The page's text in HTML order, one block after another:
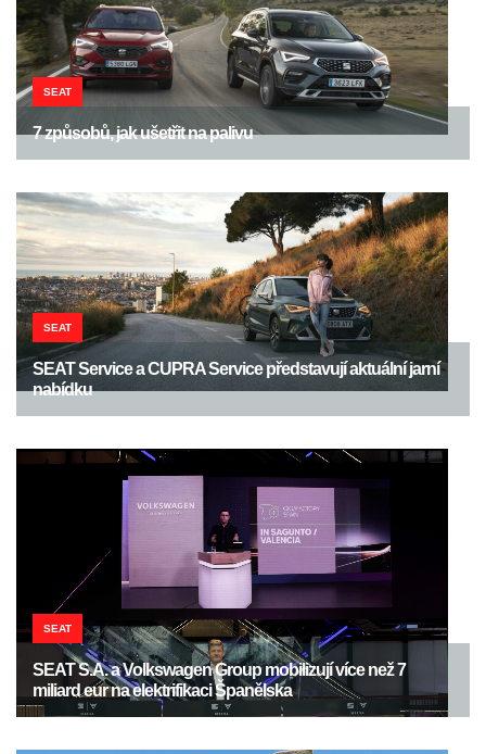
SEAT
7 způsobů, jak ušetřit na palivu
SEAT
SEAT Service a CUPRA Service představují aktuální jarní
nabídku
SEAT
SEAT S.A. a Volkswagen Group mobilizují více než 7
miliard eur na elektrifikaci Španělska